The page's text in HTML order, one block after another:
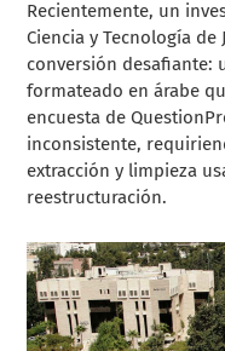
Recientemente, un
Ciencia y Tecnología
conversión desafiante:
formateado en árabe
encuesta de
inconsistente,
extracción y limpieza
reestructuración.